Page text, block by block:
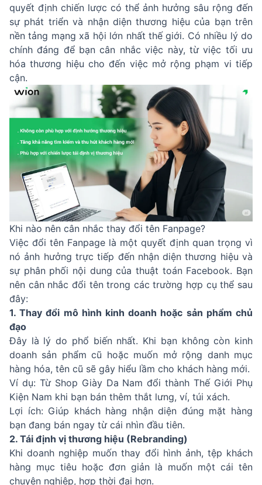
quyết định chiến lược có thể ảnh hưởng sâu rộng đến
sự phát triển và nhận diện thương hiệu của bạn trên
nền tảng mạng xã hội lớn nhất thế giới. Có nhiều lý do
chính đáng để bạn cân nhắc việc này, từ việc tối ưu
hóa thương hiệu cho đến việc mở rộng phạm vi tiếp
cận.
Khi nào nên cân nhắc thay đổi tên Fanpage?
Việc đổi tên Fanpage là một quyết định quan trọng vì
nó ảnh hưởng trực tiếp đến nhận diện thương hiệu và
sự phân phối nội dung của thuật toán Facebook. Bạn
nên cân nhắc đổi tên trong các trường hợp cụ thể sau
đây:
1. Thay đổi mô hình kinh doanh hoặc sản phẩm chủ
đạo
Đây là lý do phổ biến nhất. Khi bạn không còn kinh
doanh sản phẩm cũ hoặc muốn mở rộng danh mục
hàng hóa, tên cũ sẽ gây hiểu lầm cho khách hàng mới.
Ví dụ: Từ Shop Giày Da Nam đổi thành Thế Giới Phụ
Kiện Nam khi bạn bán thêm thắt lưng, ví, túi xách.
Lợi ích: Giúp khách hàng nhận diện đúng mặt hàng
bạn đang bán ngay từ cái nhìn đầu tiên.
2. Tái định vị thương hiệu (Rebranding)
Khi doanh nghiệp muốn thay đổi hình ảnh, tệp khách
hàng mục tiêu hoặc đơn giản là muốn một cái tên
chuyên nghiệp, hợp thời đại hơn.